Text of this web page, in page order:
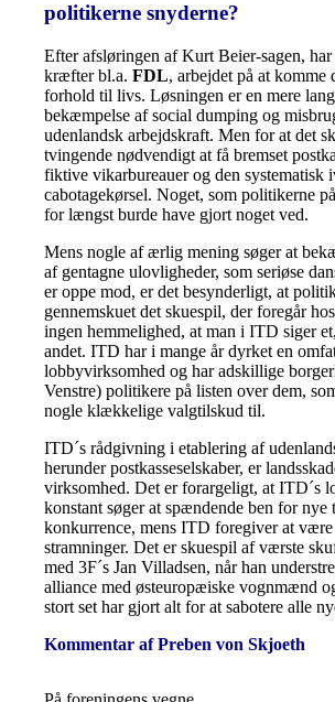
politikerne snyderne?
Efter afsløringen af Kurt Beier-sagen, har
kræfter bl.a.FDL, arbejdet på at komme
forhold til livs. Løsningen er en mere
bekæmpelse af social dumping og
udenlandsk arbejdskraft. Men for at det
tvingende nødvendigt at få bremset
fiktive vikarbureauer og den systematisk
cabotagekørsel. Noget, som politikerne
for længst burde have gjort noget ved.
Mens nogle af ærlig mening søger at
af gentagne ulovligheder, som seriøse
er oppe mod, er det besynderligt, at
gennemskuet det skuespil, der foregår
ingen hemmelighed, at man i ITD siger
andet. ITD har i mange år dyrket en
lobbyvirksomhed og har adskillige
Venstre) politikere på listen over dem,
nogle klækkelige valgtilskud til.
ITD´s rådgivning i etablering af
herunder postkasseselskaber, er
virksomhed. Det er forargeligt, at ITD´s
konstant søger at spændende ben for
konkurrence, mens ITD foregiver at være
stramninger. Det er skuespil af værste
med 3F´s Jan Villadsen, når han
alliance med østeuropæiske vognmænd
stort set har gjort alt for at sabotere alle
Kommentar af Preben von Skjoeth